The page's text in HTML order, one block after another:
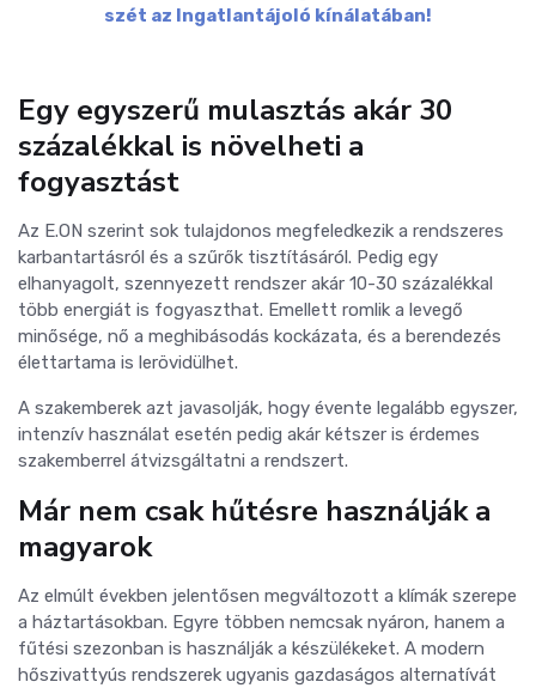
szét az Ingatlantájoló kínálatában!
Egy egyszerű mulasztás akár 30
százalékkal is növelheti a
fogyasztást
Az E.ON szerint sok tulajdonos megfeledkezik a rendszeres
karbantartásról és a szűrők tisztításáról. Pedig egy
elhanyagolt, szennyezett rendszer akár 10-30 százalékkal
több energiát is fogyaszthat. Emellett romlik a levegő
minősége, nő a meghibásodás kockázata, és a berendezés
élettartama is lerövidülhet.
A szakemberek azt javasolják, hogy évente legalább egyszer,
intenzív használat esetén pedig akár kétszer is érdemes
szakemberrel átvizsgáltatni a rendszert.
Már nem csak hűtésre használják a
magyarok
Az elmúlt években jelentősen megváltozott a klímák szerepe
a háztartásokban. Egyre többen nemcsak nyáron, hanem a
fűtési szezonban is használják a készülékeket. A modern
hőszivattyús rendszerek ugyanis gazdaságos alternatívát